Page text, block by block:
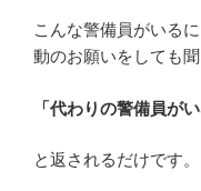
こんな警備員がいる
動のお願いをしても
「代わりの警備員が
と返されるだけです。